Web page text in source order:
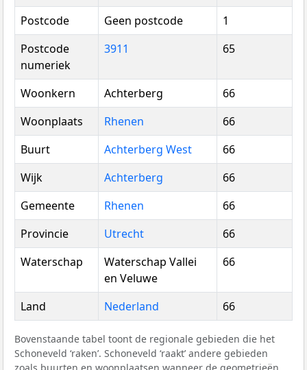
Postcode
Geen postcode
1
Postcode
numeriek
3911 65
Woonkern Achterberg
66
Woonplaats
Rhenen
66
Buurt
Achterberg West
66
Wijk
Achterberg
66
Gemeente
Rhenen
66
Provincie
Utrecht
66
Waterschap
Waterschap Vallei
en Veluwe
66
Land Nederland 66
Bovenstaande tabel toont de regionale gebieden die het
Schoneveld ‘raken’. Schoneveld ‘raakt’ andere gebieden